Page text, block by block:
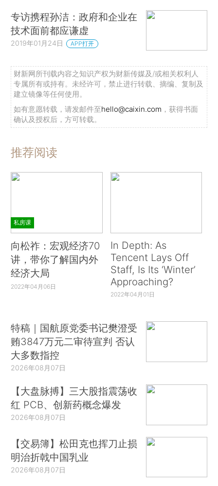
专访携程孙洁：政府和企业在
技术面前都应谦虚
2019年01月24日 APP打开
财新网所刊载内容之知识产权为财新传媒及/或相关权利人
专属所有或持有。未经许可，禁止进行转载、摘编、复制及
建立镜像等任何使用。
如有意愿转载，请发邮件至hello@caixin.com ，获得书面
确认及授权后，方可转载。
推荐阅读
私房课
向松祚：宏观经济70
讲，带你了解国内外
经济大局
2022年04月06日
In Depth: As
Tencent Lays Off
Staff, Is Its ‘Winter’
Approaching?
2022年04月01日
特稿｜国航原党委书记樊澄受
贿3847万元二审待宣判 否认
大多数指控
2026年08月07日
【大盘脉搏】三大股指震荡收
红 PCB、创新药概念爆发
2026年08月07日
【交易簿】松田克也挥刀止损
明治折戟中国乳业
2026年08月07日